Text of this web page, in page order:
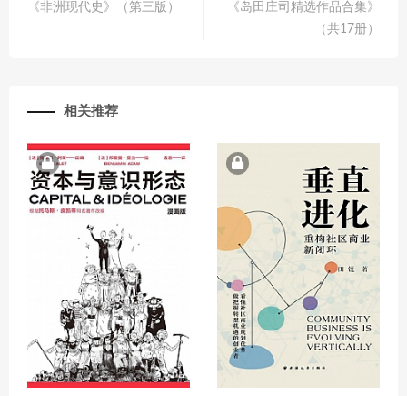
《非洲现代史》（第三版）
《岛田庄司精选作品合集》
（共17册）
相关推荐